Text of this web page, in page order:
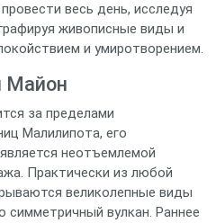
весь день, исследуя
живописные виды и
и умиротворением.
Майон
за пределами
Малилипота, его
неотъемлемой
Практически из любой
великолепные виды
симметричный вулкан. Раннее